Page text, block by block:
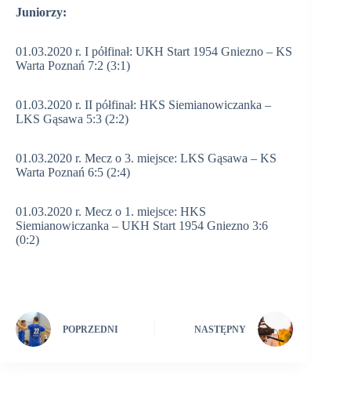
Juniorzy:
01.03.2020 r. I półfinał: UKH Start 1954 Gniezno – KS
Warta Poznań 7:2 (3:1)
01.03.2020 r. II półfinał: HKS Siemianowiczanka –
LKS Gąsawa 5:3 (2:2)
01.03.2020 r. Mecz o 3. miejsce: LKS Gąsawa – KS
Warta Poznań 6:5 (2:4)
01.03.2020 r. Mecz o 1. miejsce: HKS
Siemianowiczanka – UKH Start 1954 Gniezno 3:6
(0:2)
POPRZEDNI NASTĘPNY